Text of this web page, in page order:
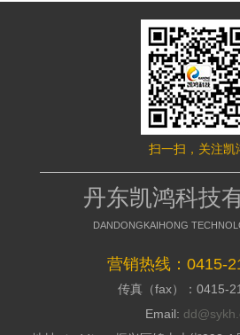
背后都是一
到询盘转化
的，所以要
才干; 2、
干 美工的
给用户的形
容，缺少的
都是千人一
公司的形
览，招引用
好感; 3、
系，如今市
制别人的，
后台系能却
深专家们向
的解决方
异常? 移
台两个渠
台流量与
配中的移
个地方如果
上，且持续
明显涨幅
如果出现
下面流程
常见原因
id=331 站
http://
id=221 纯
适应与跳
扫一扫，关注凯
丹东凯鸿科技
DANDONGKAIHONG
营销热线：0415-
传真（fax）：0415-
Email: